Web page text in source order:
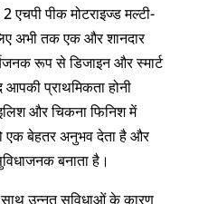
पीक मोटराइज्ड मल्टी-
अभी तक एक और शानदार
रूप से डिजाइन और स्मार्ट
आपकी प्राथमिकता होनी
और चिकना फिनिश में
एक बेहतर अनुभव देता है और
बनाता है।
साथ उन्नत सुविधाओं के कारण